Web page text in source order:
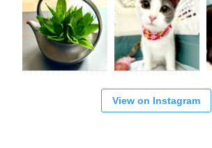
View on Instagram